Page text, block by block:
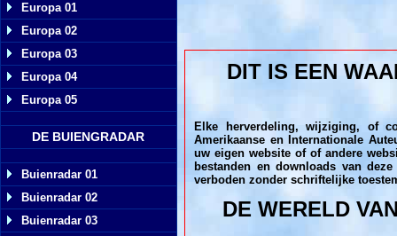
Europa 01
Europa 02
Europa 03
Europa 04
Europa 05
DE BUIENGRADAR
Buienradar 01
Buienradar 02
Buienradar 03
DIT IS EEN
Elke herverdeling, wijziging, of
Amerikaanse en Internationale
uw eigen website of of andere
bestanden en downloads van
verboden zonder schriftelijke
DE WERELD